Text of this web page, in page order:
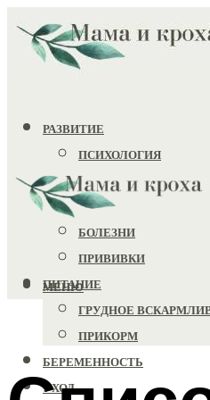
РАЗВИТИЕ
ПСИХОЛОГИЯ
ИГРУШКИ
ЗДОРОВЬЕ
БОЛЕЗНИ
ПРИВИВКИ
ПИТАНИЕ
ГРУДНОЕ
ПРИКОРМ
БЕРЕМЕННОСТЬ
УХОД
МЕНЮ